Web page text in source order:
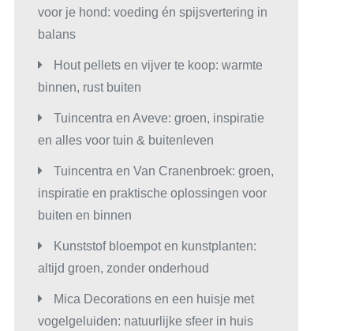
voor je hond: voeding én spijsvertering in
balans
Hout pellets en vijver te koop: warmte
binnen, rust buiten
Tuincentra en Aveve: groen, inspiratie
en alles voor tuin & buitenleven
Tuincentra en Van Cranenbroek: groen,
inspiratie en praktische oplossingen voor
buiten en binnen
Kunststof bloempot en kunstplanten:
altijd groen, zonder onderhoud
Mica Decorations en een huisje met
vogelgeluiden: natuurlijke sfeer in huis